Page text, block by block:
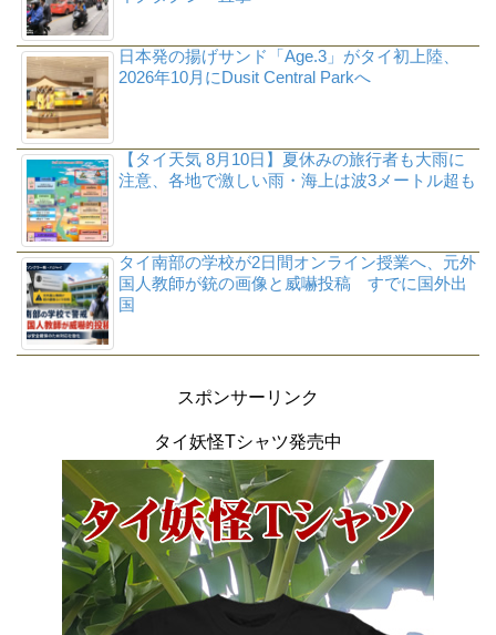
日本発の揚げサンド「Age.3」がタイ初上陸、
2026年10月にDusit Central Parkへ
【タイ天気 8月10日】夏休みの旅行者も大雨に
注意、各地で激しい雨・海上は波3メートル超も
タイ南部の学校が2日間オンライン授業へ、元外
国人教師が銃の画像と威嚇投稿 すでに国外出
国
スポンサーリンク
タイ妖怪Tシャツ発売中